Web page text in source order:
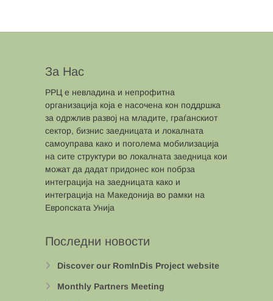
За Нас
РРЦ е невладина и непрофитна
организација која е насочена кон поддршка
за одржлив развој на младите, граѓанскиот
сектор, бизнис заедницата и локалната
самоуправа како и поголема мобилизација
на сите структури во локалната заедница кои
можат да дадат придонес кон побрза
интеграција на заедницата како и
интеграција на Македонија во рамки на
Европската Унија
Последни новости
Discover our RomInDis Project website
Monthly Partners Meeting